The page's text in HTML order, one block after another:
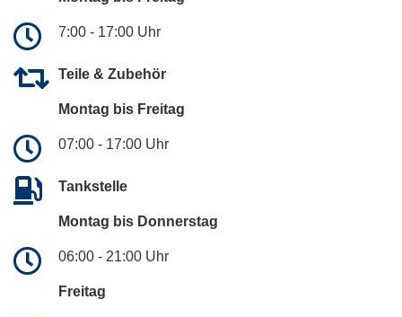
7:00 - 17:00 Uhr
Teile & Zubehör
Montag bis Freitag
07:00 - 17:00 Uhr
Tankstelle
Montag bis Donnerstag
06:00 - 21:00 Uhr
Freitag